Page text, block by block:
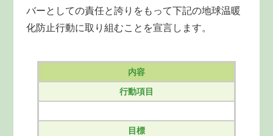
バーとしての責任と誇りをもって下記の地球温暖
化防止行動に取り組むことを宣言します。
内容
行動項目
目標